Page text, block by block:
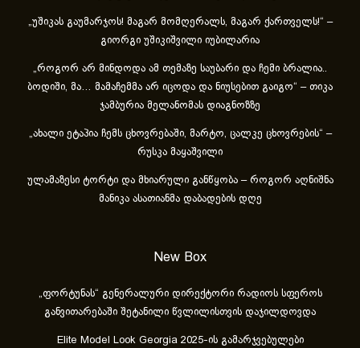
„უშიკას გაუმარჯოს! მაგარ მომღერალს, მაგარ ქართველს!“ –
გიორგი უშიკიშვილი იუბილარია
„როგორ არ მინდოდა ამ თემაზე საუბარი და ჩემი ბრალია..
ბოდიში, მა… მამაჩემმა არ იცოდა და ნიუსებით გაიგო“ – თიკა
ჯამბურია მელანომას დიაგნოზზე
„ახა­ლი ეტა­პია ჩემს ცხოვ­რე­ბა­ში, მარ­ტო, ცალ­კე ცხოვ­რე­ბის“ –
რუსკა მაყაშვილი
ულამაზესი ტორტი და მხიარული განწყობა – როგორ აღნიშნა
მანიკა ასათიანმა დაბადების დღე
New Box
„ფორტუნას“ გენერალური დირექტორი რადიოს სფეროს
განვითარებაში შეტანილი წვლილისთვის დაჯილდოვდა
Elite Model Look Georgia 2025-ის გამარჯვებულები